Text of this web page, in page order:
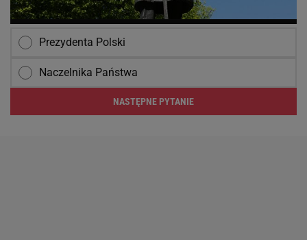
Prezydenta Polski
Naczelnika Państwa
NASTĘPNE PYTANIE